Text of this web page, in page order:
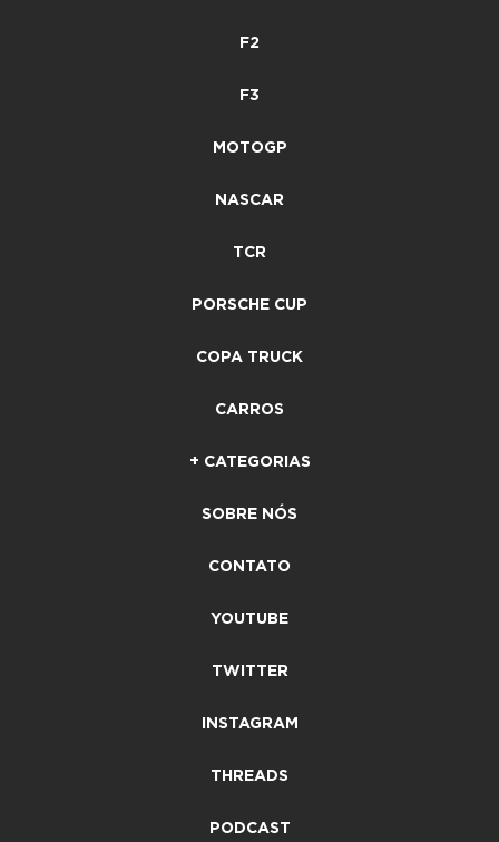
F2
F3
MOTOGP
NASCAR
TCR
PORSCHE CUP
COPA TRUCK
CARROS
+ CATEGORIAS
SOBRE NÓS
CONTATO
YOUTUBE
TWITTER
INSTAGRAM
THREADS
PODCAST